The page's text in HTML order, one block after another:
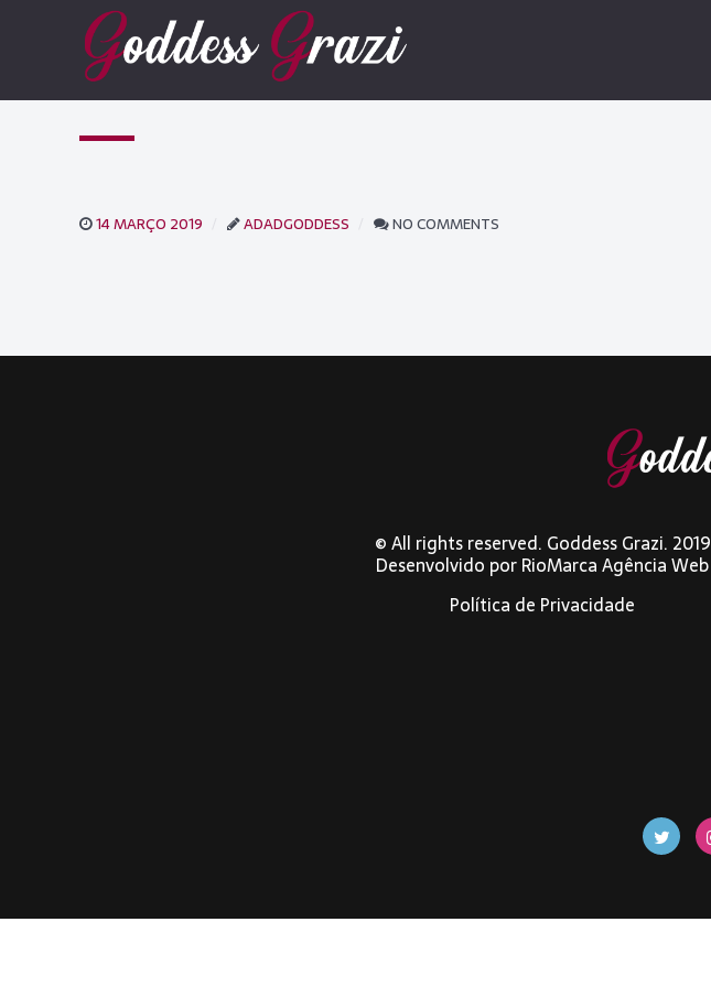
14 MARÇO 2019 ADADGODDESS NO COMMENTS
© All rights reserved. Goddess Grazi. 2019
Desenvolvido porRioMarca Agência Web
Política de Privacidade